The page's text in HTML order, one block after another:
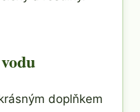
doplňkem